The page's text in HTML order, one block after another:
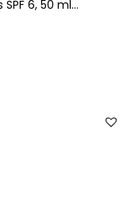
6, 50 ml...